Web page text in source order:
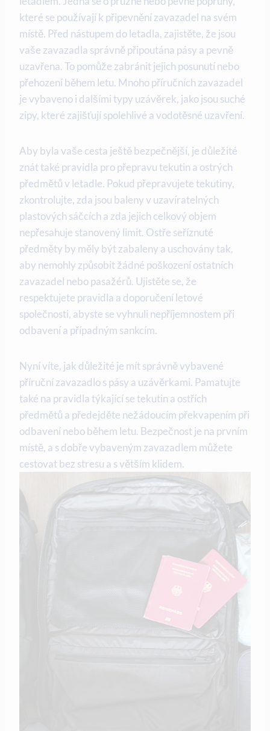
které se používají k připevnění zavazadel na svém
místě. Před nástupem do letadla, zajistěte, že jsou
vaše zavazadla správně připoutána pásy a pevně
uzavřena. To pomůže zabránit jejich posunutí nebo
přehození během letu. Mnoho příručních zavazadel
je vybaveno i dalšími typy uzávěrek, jako jsou suché
zipy, které zajišťují spolehlivé a vodotěsné uzavření.
Aby byla vaše cesta ještě bezpečnější, je důležité
znát také pravidla pro přepravu tekutin a ostrých
předmětů v letadle. Pokud přepravujete tekutiny,
zkontrolujte, zda jsou baleny v uzavíratelných
plastových sáčcích a zda jejich celkový objem
nepřesahuje stanovený limit. Ostře seříznuté
předměty by měly být zabaleny a uschovány tak,
aby nemohly způsobit žádné poškození ostatních
zavazadel nebo pasažérů. Ujistěte se, že
respektujete pravidla a doporučení letové
společnosti, abyste se vyhnuli nepříjemnostem při
odbavení a případným sankcím.
Nyní víte, jak důležité je mít správně vybavené
příruční zavazadlo s pásy a uzávěrkami. Pamatujte
také na pravidla týkající se tekutin a ostřích
předmětů a předejděte nežádoucím překvapením při
odbavení nebo během letu. Bezpečnost je na prvním
místě, a s dobře vybaveným zavazadlem můžete
cestovat bez stresu a s větším klidem.